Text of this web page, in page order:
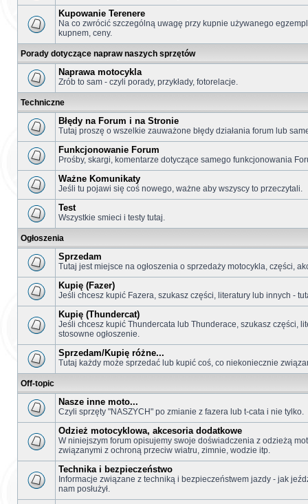
Kupowanie Terenere
Na co zwrócić szczególną uwagę przy kupnie używanego
kupnem, ceny.
Porady dotyczące napraw naszych sprzętów
Naprawa motocykla
Zrób to sam - czyli porady, przykłady, fotorelacje.
Techniczne
Błędy na Forum i na Stronie
Tutaj proszę o wszelkie zauważone błędy działania forum lub
Funkcjonowanie Forum
Prośby, skargi, komentarze dotyczące samego funkcjonowania
Ważne Komunikaty
Jeśli tu pojawi się coś nowego, ważne aby wszyscy to przeczytali.
Test
Wszystkie smieci i testy tutaj.
Ogłoszenia
Sprzedam
Tutaj jest miejsce na ogłoszenia o sprzedaży motocykla, części,
Kupię (Fazer)
Jeśli chcesz kupić Fazera, szukasz części, literatury lub innych -
Kupię (Thundercat)
Jeśli chcesz kupić Thundercata lub Thunderace, szukasz części,
stosowne ogłoszenie.
Sprzedam/Kupię różne...
Tutaj każdy może sprzedać lub kupić coś, co niekoniecznie
Off-topic
Nasze inne moto...
Czyli sprzęty "NASZYCH" po zmianie z fazera lub t-cata i nie tylko.
Odzież motocyklowa, akcesoria dodatkowe
W niniejszym forum opisujemy swoje doświadczenia z odzieżą
związanymi z ochroną przeciw wiatru, zimnie, wodzie itp.
Technika i bezpieczeństwo
Informacje związane z techniką i bezpieczeństwem jazdy - jak
nam posłużył.